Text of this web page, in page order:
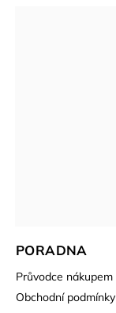
PORADNA
Průvodce nákupem
Obchodní podmínky